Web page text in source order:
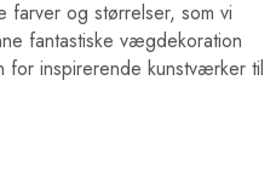
og størrelser, som vi
fantastiske vægdekoration
for inspirerende kunstværker til